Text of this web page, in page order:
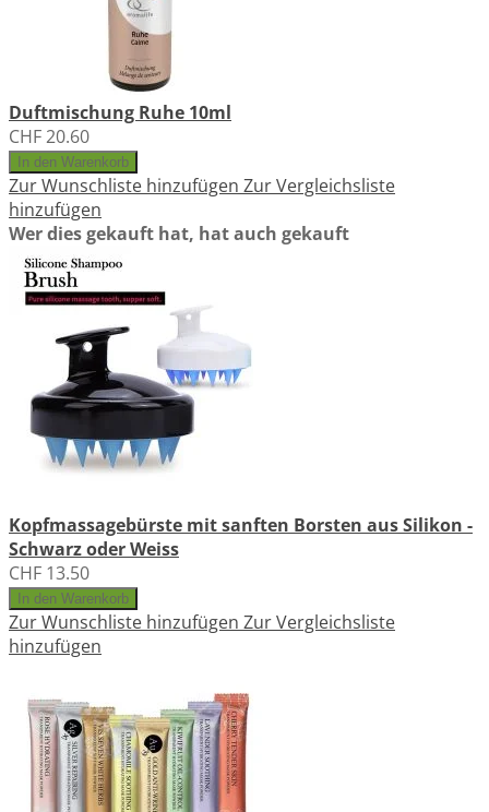
Duftmischung Ruhe 10ml
CHF 20.60
In den Warenkorb
Zur Wunschliste hinzufügen Zur Vergleichsliste
hinzufügen
Wer dies gekauft hat, hat auch gekauft
Kopfmassagebürste mit sanften Borsten aus Silikon -
Schwarz oder Weiss
CHF 13.50
In den Warenkorb
Zur Wunschliste hinzufügen Zur Vergleichsliste
hinzufügen